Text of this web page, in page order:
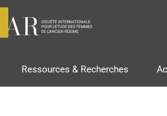
Ressources & Recherches